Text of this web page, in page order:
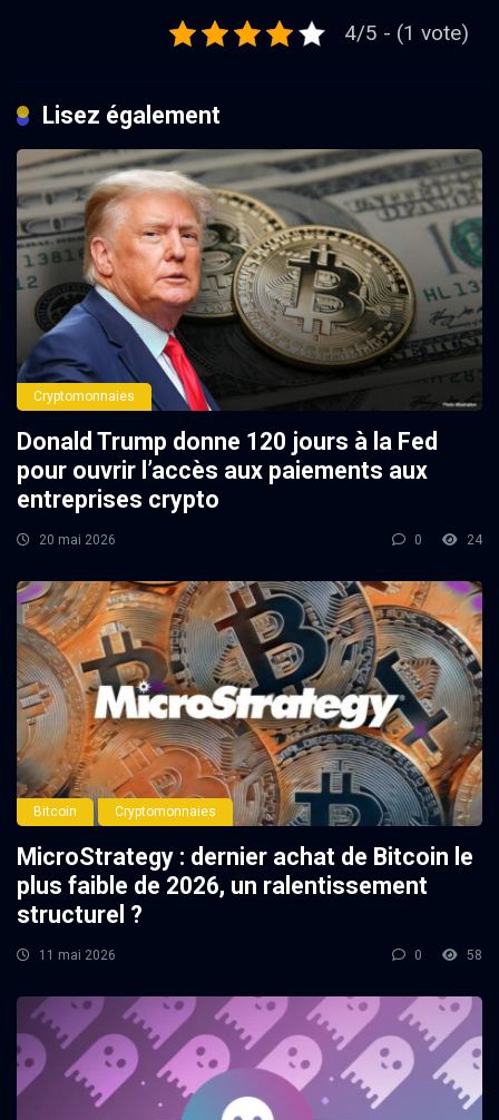
4/5 - (1 vote)
Lisez également
Cryptomonnaies
Donald Trump donne 120 jours à la Fed
pour ouvrir l’accès aux paiements aux
entreprises crypto
20 mai 2026 0 24
Bitcoin Cryptomonnaies
MicroStrategy : dernier achat de Bitcoin le
plus faible de 2026, un ralentissement
structurel ?
11 mai 2026 0 58